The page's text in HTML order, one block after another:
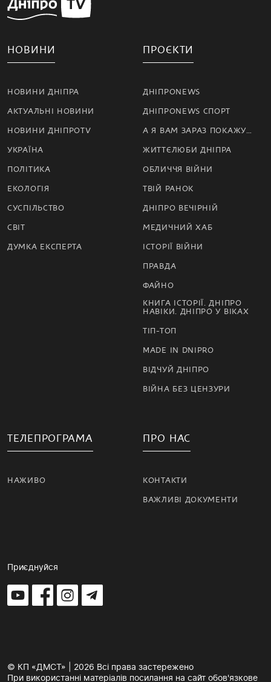
НОВИНИ
НОВИНИ ДНІПРА
АКТУАЛЬНІ НОВИНИ
НОВИНИ ДНІПРОTV
УКРАЇНА
ПОЛІТИКА
ЕКОЛОГІЯ
СУСПІЛЬСТВО
СВІТ
ДУМКА ЕКСПЕРТА
ПРОЄКТИ
ДНІПРОNEWS
ДНІПРОNEWS СПОРТ
А Я ВАМ ЗАРАЗ ПОКАЖУ…
ЖИТТЄЛЮБИ ДНІПРА
ОБЛИЧЧЯ ВІЙНИ
ТВІЙ РАНОК
ДНІПРО ВЕЧІРНІЙ
МЕДИЧНИЙ ХАБ
ІСТОРІЇ ВІЙНИ
ПРАВДА
ФАЙНО
КНИГА ІСТОРІЇ. ДНІПРО
НАВІКИ. ДНІПРО У ВІКАХ
ТІП-ТОП
MADE IN DNIPRO
ВІДЧУЙ ДНІПРО
ВІЙНА БЕЗ ЦЕНЗУРИ
ТЕЛЕПРОГРАМА
НАЖИВО
ПРО НАС
КОНТАКТИ
ВАЖЛИВІ ДОКУМЕНТИ
Приєднуйся
© КП «ДМСТ» | 2026 Всі права застережено
При використанні матеріалів посилання на сайт обов'язкове